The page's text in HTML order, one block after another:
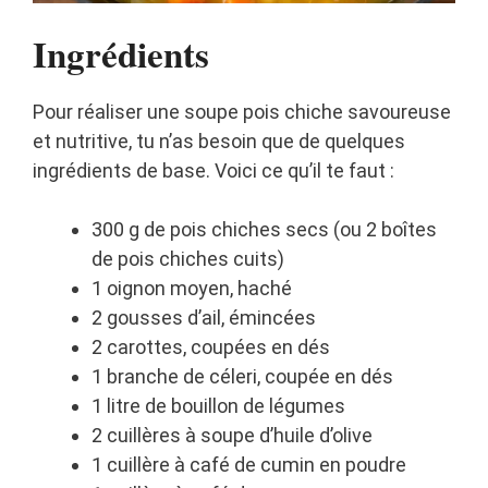
Ingrédients
Pour réaliser une soupe pois chiche savoureuse
et nutritive, tu n’as besoin que de quelques
ingrédients de base. Voici ce qu’il te faut :
300 g de pois chiches secs (ou 2 boîtes
de pois chiches cuits)
1 oignon moyen, haché
2 gousses d’ail, émincées
2 carottes, coupées en dés
1 branche de céleri, coupée en dés
1 litre de bouillon de légumes
2 cuillères à soupe d’huile d’olive
1 cuillère à café de cumin en poudre